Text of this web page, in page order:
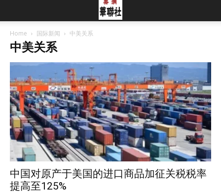
Home 国际新闻 中美关系
中美关系
中国对原产于美国的进口商品加征关税税率
提高至125%